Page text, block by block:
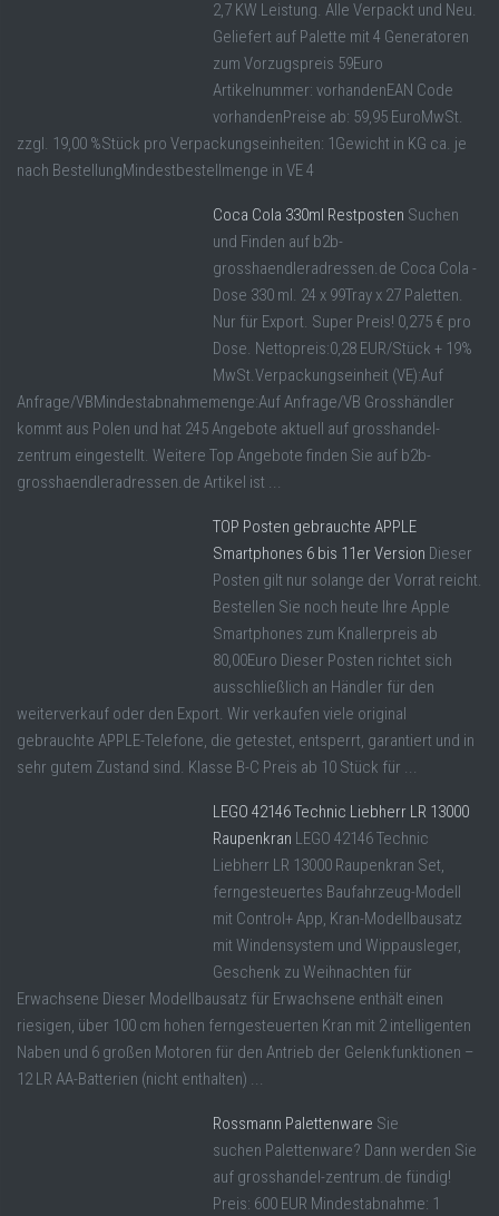
2,7 KW Leistung. Alle Verpackt und Neu.
Geliefert auf Palette mit 4 Generatoren
zum Vorzugspreis 59Euro
Artikelnummer: vorhandenEAN Code
vorhandenPreise ab: 59,95 EuroMwSt.
zzgl. 19,00 %Stück pro Verpackungseinheiten: 1Gewicht in KG ca. je
nach BestellungMindestbestellmenge in VE 4
Coca Cola 330ml Restposten Suchen
und Finden auf b2b-
grosshaendleradressen.de Coca Cola -
Dose 330 ml. 24 x 99Tray x 27 Paletten.
Nur für Export. Super Preis! 0,275 € pro
Dose. Nettopreis:0,28 EUR/Stück + 19%
MwSt.Verpackungseinheit (VE):Auf
Anfrage/VBMindestabnahmemenge:Auf Anfrage/VB Grosshändler
kommt aus Polen und hat 245 Angebote aktuell auf grosshandel-
zentrum eingestellt. Weitere Top Angebote finden Sie auf b2b-
grosshaendleradressen.de Artikel ist ...
TOP Posten gebrauchte APPLE
Smartphones 6 bis 11er Version Dieser
Posten gilt nur solange der Vorrat reicht.
Bestellen Sie noch heute Ihre Apple
Smartphones zum Knallerpreis ab
80,00Euro Dieser Posten richtet sich
ausschließlich an Händler für den
weiterverkauf oder den Export. Wir verkaufen viele original
gebrauchte APPLE-Telefone, die getestet, entsperrt, garantiert und in
sehr gutem Zustand sind. Klasse B-C Preis ab 10 Stück für ...
LEGO 42146 Technic Liebherr LR 13000
Raupenkran LEGO 42146 Technic
Liebherr LR 13000 Raupenkran Set,
ferngesteuertes Baufahrzeug-Modell
mit Control+ App, Kran-Modellbausatz
mit Windensystem und Wippausleger,
Geschenk zu Weihnachten für
Erwachsene Dieser Modellbausatz für Erwachsene enthält einen
riesigen, über 100 cm hohen ferngesteuerten Kran mit 2 intelligenten
Naben und 6 großen Motoren für den Antrieb der Gelenkfunktionen –
12 LR AA-Batterien (nicht enthalten) ...
Rossmann Palettenware Sie
suchen Palettenware? Dann werden Sie
auf grosshandel-zentrum.de fündig!
Preis: 600 EUR Mindestabnahme: 1